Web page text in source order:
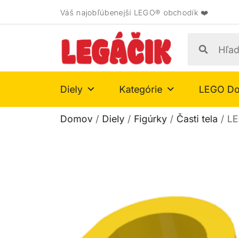
Váš najobľúbenejší LEGO® obchodík ❤️
Diely Kategórie LEGO
Domov / Diely / Figúrky / Časti tela /